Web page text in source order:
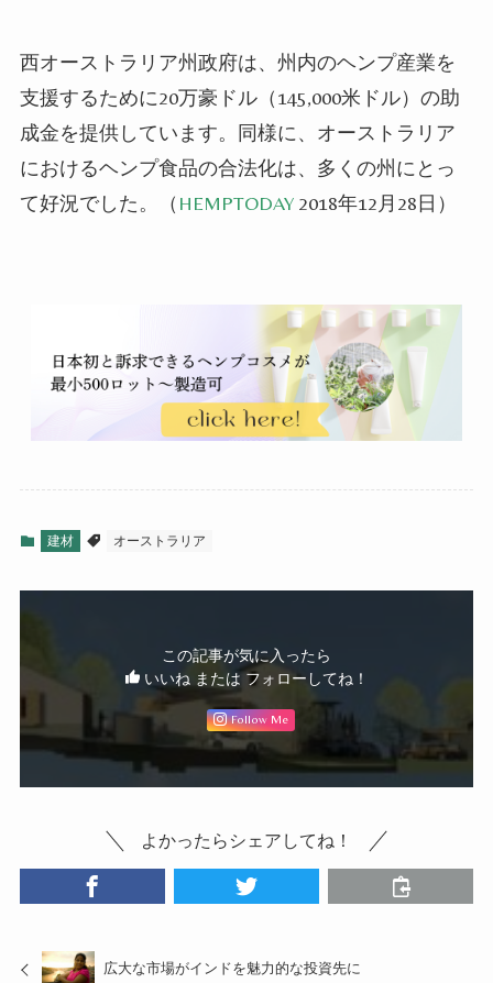
西オーストラリア州政府は、州内のヘンプ産業を
支援するために20万豪ドル（145,000米ドル）の助
成金を提供しています。同様に、オーストラリア
におけるヘンプ食品の合法化は、多くの州にとっ
て好況でした。（ HEMPTODAY2018年12月28日）
建材 オーストラリア
この記事が気に入ったら
いいね または フォローしてね！
Follow Me
よかったらシェアしてね！
広大な市場がインドを魅力的な投資先に